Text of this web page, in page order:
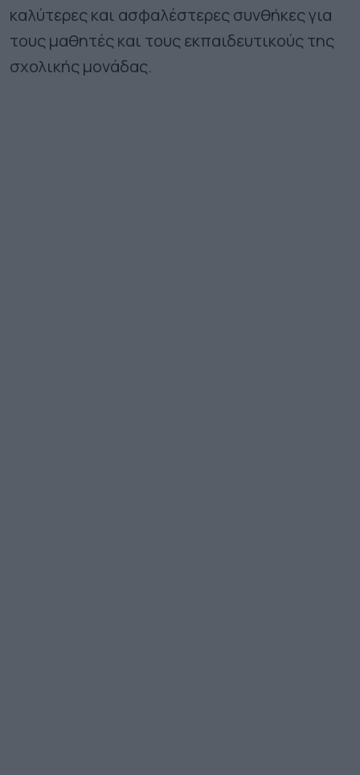
καλύτερες και ασφαλέστερες συνθήκες για
τους μαθητές και τους εκπαιδευτικούς της
σχολικής μονάδας.